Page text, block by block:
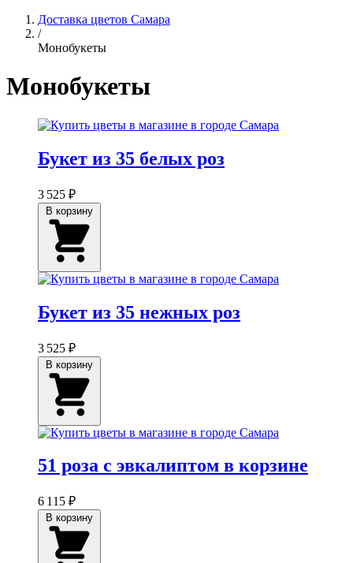
Доставка цветов Самара
/
Монобукеты
Монобукеты
Букет из 35 белых роз
3 525 ₽
Букет из 35 нежных роз
3 525 ₽
51 роза с эвкалиптом в корзине
6 115 ₽